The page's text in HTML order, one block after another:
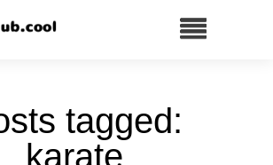
tagged:
karate